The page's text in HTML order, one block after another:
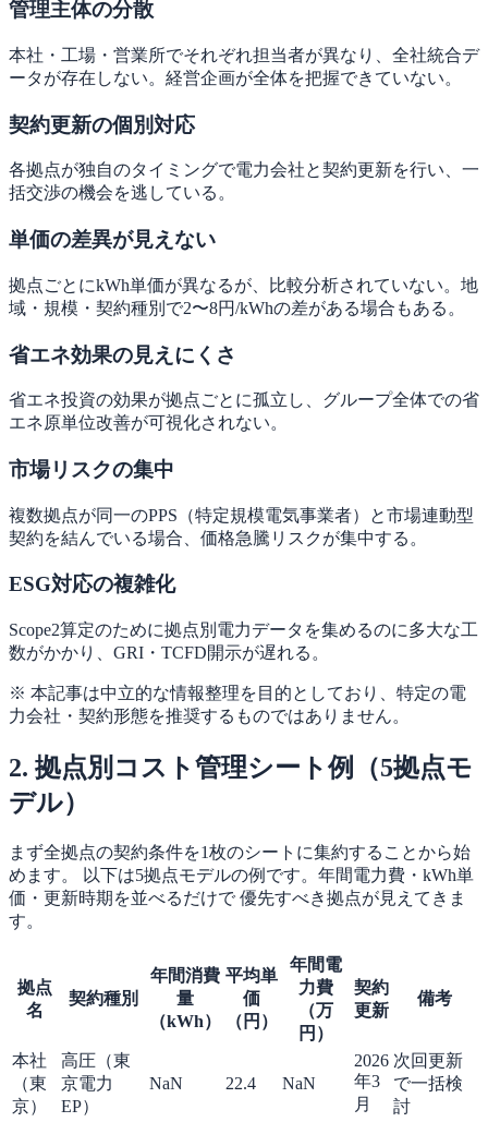
管理主体の分散
本社・工場・営業所でそれぞれ担当者が異なり、全社統合デ
ータが存在しない。経営企画が全体を把握できていない。
契約更新の個別対応
各拠点が独自のタイミングで電力会社と契約更新を行い、一
括交渉の機会を逃している。
単価の差異が見えない
拠点ごとにkWh単価が異なるが、比較分析されていない。地
域・規模・契約種別で2〜8円/kWhの差がある場合もある。
省エネ効果の見えにくさ
省エネ投資の効果が拠点ごとに孤立し、グループ全体での省
エネ原単位改善が可視化されない。
市場リスクの集中
複数拠点が同一のPPS（特定規模電気事業者）と市場連動型
契約を結んでいる場合、価格急騰リスクが集中する。
ESG対応の複雑化
Scope2算定のために拠点別電力データを集めるのに多大な工
数がかかり、GRI・TCFD開示が遅れる。
※ 本記事は中立的な情報整理を目的としており、特定の電
力会社・契約形態を推奨するものではありません。
2. 拠点別コスト管理シート例（5拠点モ
デル）
まず全拠点の契約条件を1枚のシートに集約することから始
めます。 以下は5拠点モデルの例です。年間電力費・kWh単
価・更新時期を並べるだけで 優先すべき拠点が見えてきま
す。
拠点
名
契約種別
年間消費
量
（kWh）
平均単
価
（円）
年間電
力費
（万
円）
契約
更新
備考
本社
（東
京）
高圧（東
京電力
EP）
NaN 22.4 NaN
2026
年3
月
次回更新
で一括検
討